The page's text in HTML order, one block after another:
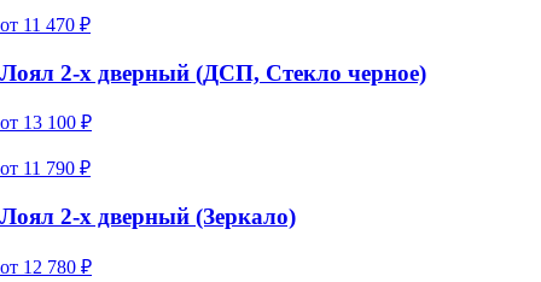
от 11 470 ₽
Лоял 2-х дверный (ДСП, Стекло черное)
от 13 100 ₽
от 11 790 ₽
Лоял 2-х дверный (Зеркало)
от 12 780 ₽